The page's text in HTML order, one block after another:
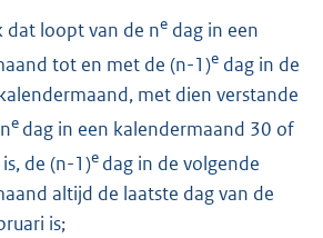
dat loopt van de ne dag in een
tot en met de (n-1)e dag in de
met dien verstande
e dag in een kalendermaand 30 of
de (n-1)e dag in de volgende
altijd de laatste dag van de
is;